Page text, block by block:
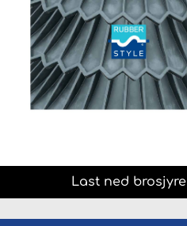
Last ned brosjyre